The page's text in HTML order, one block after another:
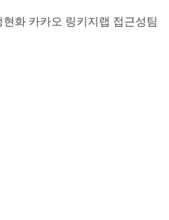
화 카카오 링키지랩 접근성팀